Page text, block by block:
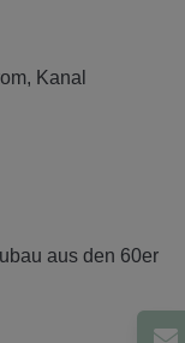
Kanal
aus den 60er